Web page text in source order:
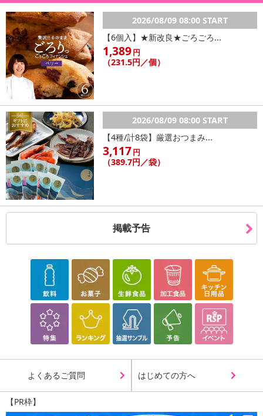
2026/08/09 08:00 START
【6個入】★新改良★ごろごろ...
1,389円
（231.5円／個）
2026/08/09 08:00 START
【4種/計8袋】厳選おつまみ...
3,117円
（389.7円／袋）
掲載予告
よくあるご質問 はじめての方へ
【PR枠】